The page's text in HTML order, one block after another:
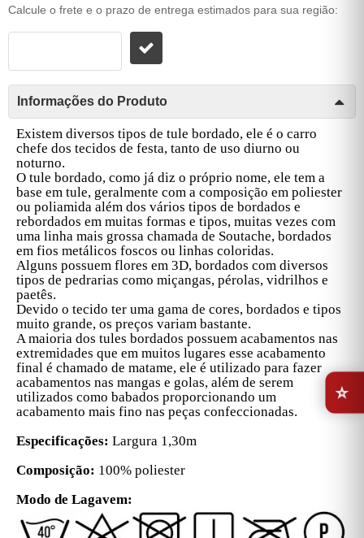
Calcule o frete e o prazo de entrega estimados para sua região:
Informações do Produto
Existem diversos tipos de tule bordado, ele é o carro
chefe dos tecidos de festa, tanto de uso diurno ou
noturno.
O tule bordado, como já diz o próprio nome, ele tem a
base em tule, geralmente com a composição em poliester
ou poliamida além dos vários tipos de bordados e
rebordados em muitas formas e tipos, muitas vezes com
uma linha mais grossa chamada de Soutache, bordados
em fios metálicos foscos ou linhas coloridas.
Alguns possuem flores em 3D, bordados com diversos
tipos de pedrarias como miçangas, pérolas, vidrilhos e
paetês.
Devido o tecido ter uma gama de cores, bordados e tipos
muito grande, os preços variam bastante.
A maioria dos tules bordados possuem acabamentos nas
extremidades que em muitos lugares esse acabamento
final é chamado de matame, ele é utilizado para fazer
acabamentos nas mangas e golas, além de serem
utilizados como babados proporcionando um
acabamento mais fino nas peças confeccionadas.
Especificações: Largura 1,30m
Composição: 100% poliester
Modo de Lagavem:
⭐